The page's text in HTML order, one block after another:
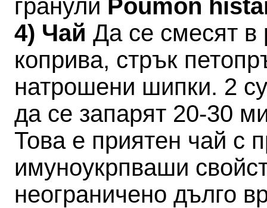
гранули Poumon
4) Чай Да се смесят в
коприва, стрък
натрошени шипки. 2
да се запарят 20-30
Това е приятен чай с
имуноукрпваши
неограничено дълго